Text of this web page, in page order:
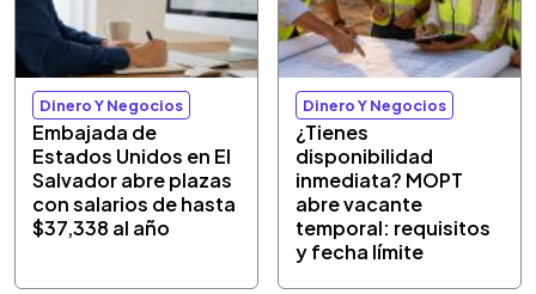
Dinero Y Negocios
Embajada de
Estados Unidos en El
Salvador abre plazas
con salarios de hasta
$37,338 al año
Dinero Y Negocios
¿Tienes
disponibilidad
inmediata? MOPT
abre vacante
temporal: requisitos
y fecha límite